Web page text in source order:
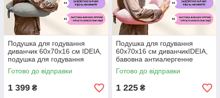
Подушка для годування
диванчик 60х70х16 см IDEIA,
подушка для годування
трикотаж антиалергенна
Готово до відправки
1 399 ₴
Подушка для годування
60х70х16 см диванчикIDEIA,
бавовна антиалергенне
волокно
Готово до відправки
1 225 ₴